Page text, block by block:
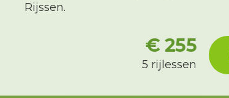
Rijssen.
€ 255
5 rijlessen